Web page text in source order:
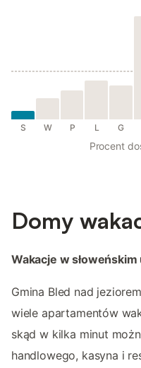
S W P L G
Procent
Domy
Wakacje w
Gmina Bled nad
wiele apartamentów
skąd w kilka minut
handlowego, kasyna i